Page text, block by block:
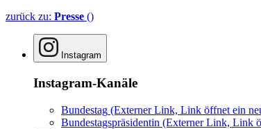
zurück zu: Presse ()
Instagram
Instagram-Kanäle
Bundestag (Externer Link, Link öffnet ein
Bundestagspräsidentin (Externer Link, Link